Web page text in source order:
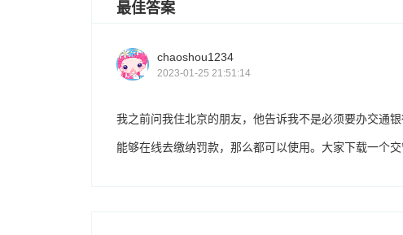
最佳答案
chaoshou1234
2023-01-25 21:51:14
我之前问我住北京的朋友，他告诉我不是必须要办交通
能够在线去缴纳罚款，那么都可以使用。大家下载一个